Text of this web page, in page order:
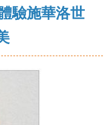
驗施華洛世